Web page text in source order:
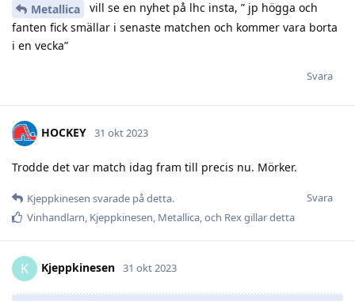
Metallica
vill se en nyhet på lhc insta, ” jp högga och
fanten fick smällar i senaste matchen och kommer vara borta
i en vecka”
Svara
HOCKEY 31 okt 2023
Trodde det var match idag fram till precis nu. Mörker.
Svara
Kjeppkinesen svarade på detta.
Vinhandlarn, Kjeppkinesen, Metallica, och Rexgillar detta
K Kjeppkinesen 31 okt 2023